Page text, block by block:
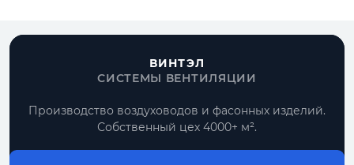
ВИНТЭЛ
СИСТЕМЫ ВЕНТИЛЯЦИИ
Производство воздуховодов и фасонных изделий.
Собственный цех 4000+ м².